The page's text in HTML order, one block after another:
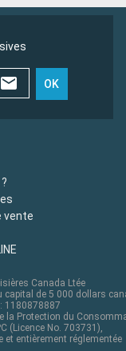
OK
vente
Canada Ltée
capital de 5 000 dollars
: 1180878887
la Protection du
(Licence No. 703731),
et entièrement réglementée